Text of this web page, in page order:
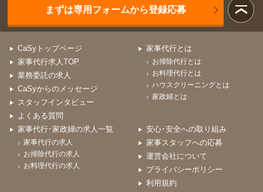
まずは専用フォームから登録応募
CaSyトップページ
家事代行求人TOP
業務委託の求人
CaSyからのメッセージ
スタッフインタビュー
よくある質問
家事代行とは
お掃除代行とは
お料理代行とは
ハウスクリーニングとは
家政婦とは
家事代行･家政婦の求人一覧
家事代行の求人
お掃除代行の求人
お料理代行の求人
安心･安全への取り組み
家事スタッフへの応募
運営会社について
プライバシーポリシー
利用規約